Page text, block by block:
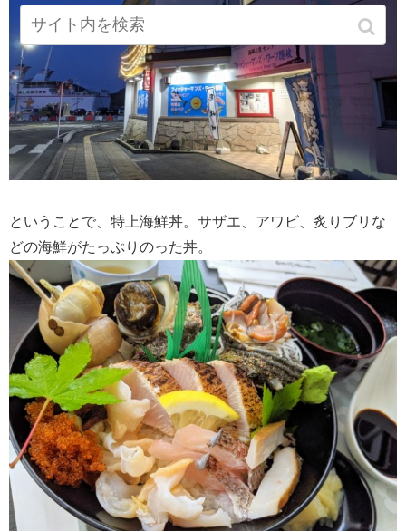
ということで、特上海鮮丼。サザエ、アワビ、炙りブリな
どの海鮮がたっぷりのった丼。